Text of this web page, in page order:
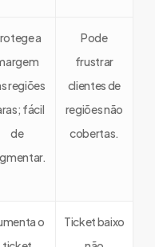
a
regiões
fácil
de
Pode
frustrar
clientes de
regiões não
cobertas.
o
Ticket baixo